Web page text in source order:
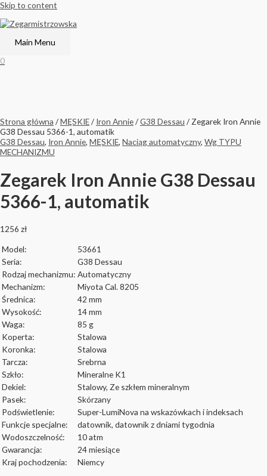
Skip to content
Main Menu
0
Strona główna /MĘSKIE/ Iron Annie/G38 Dessau / Zegarek Iron Annie
G38 Dessau 5366-1, automatik
G38 Dessau, Iron Annie, MĘSKIE, Naciąg automatyczny, Wg TYPU
MECHANIZMU
Zegarek Iron Annie G38 Dessau
5366-1, automatik
1256 zł
Model:
53661
Seria:
G38 Dessau
Rodzaj mechanizmu: Automatyczny
Mechanizm:
Miyota Cal. 8205
Średnica:
42 mm
Wysokość:
14 mm
Waga:
85 g
Koperta:
Stalowa
Koronka:
Stalowa
Tarcza:
Srebrna
Szkło:
Mineralne K1
Dekiel:
Stalowy, Ze szkłem mineralnym
Pasek:
Skórzany
Podświetlenie:
Super-LumiNova na wskazówkach i indeksach
Funkcje specjalne:
datownik, datownik z dniami tygodnia
Wodoszczelność:
10 atm
Gwarancja:
24 miesiące
Kraj pochodzenia:
Niemcy